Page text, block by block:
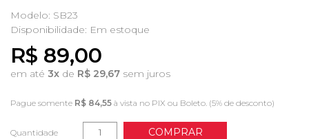
Modelo: SB23
Disponibilidade: Em estoque
R$ 89,00
em até 3x de R$ 29,67 sem juros
Pague somente R$ 84,55 à vista no PIX ou Boleto. (5% de desconto)
Quantidade COMPRAR